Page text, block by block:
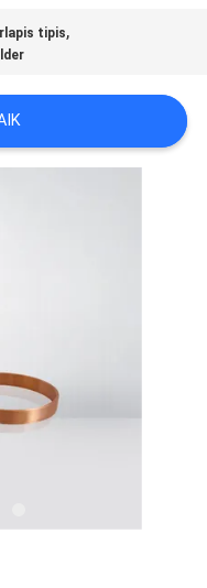
tipis,